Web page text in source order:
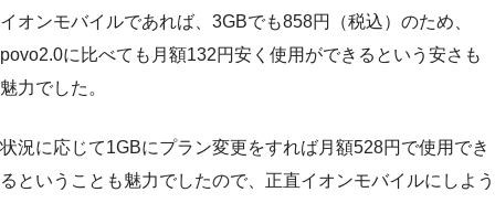
イオンモバイルであれば、3GBでも858円（税込）のため、
povo2.0に比べても月額132円安く使用ができるという安さも
魅力でした。
状況に応じて1GBにプラン変更をすれば月額528円で使用でき
るということも魅力でしたので、正直イオンモバイルにしよう